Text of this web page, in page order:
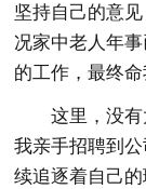
坚持自己的意
况家中老人年
的工作，最终命
这里，没
我亲手招聘到
续追逐着自己